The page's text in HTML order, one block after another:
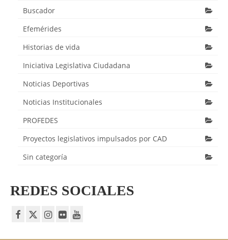
Buscador
Efemérides
Historias de vida
Iniciativa Legislativa Ciudadana
Noticias Deportivas
Noticias Institucionales
PROFEDES
Proyectos legislativos impulsados por CAD
Sin categoría
REDES SOCIALES